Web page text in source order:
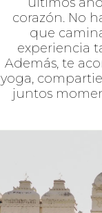
India se ha
últimos
corazón. No
que
experiencia
Además, te
yoga,
juntos